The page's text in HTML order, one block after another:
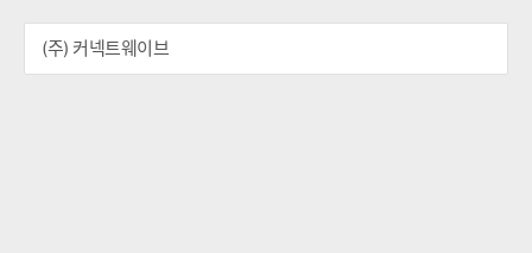
(주) 커넥트웨이브